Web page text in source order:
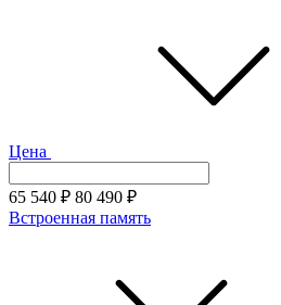
Цена
65 540 ₽ 80 490 ₽
Встроенная память